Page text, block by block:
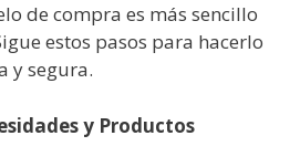
de compra es más sencillo
estos pasos para hacerlo
y segura.
y Productos